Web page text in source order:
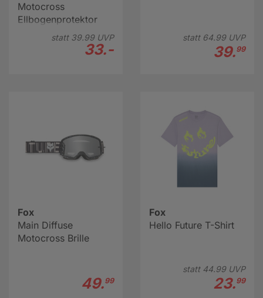
Motocross
Ellbogenprotektor
statt 39.99UVP
33.-
statt 64.99UVP
39.99
Fox
Main Diffuse
Motocross Brille
49.99
Fox
Hello Future T-Shirt
statt 44.99UVP
23.99